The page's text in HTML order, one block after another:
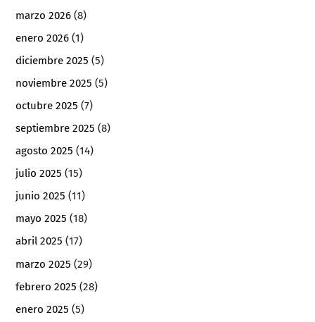
marzo 2026 (8)
enero 2026 (1)
diciembre 2025 (5)
noviembre 2025 (5)
octubre 2025 (7)
septiembre 2025 (8)
agosto 2025 (14)
julio 2025 (15)
junio 2025 (11)
mayo 2025 (18)
abril 2025 (17)
marzo 2025 (29)
febrero 2025 (28)
enero 2025 (5)